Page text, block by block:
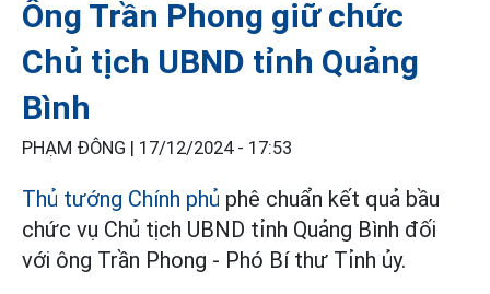
Ông Trần Phong giữ chức
Chủ tịch UBND tỉnh Quảng
Bình
PHẠM ĐÔNG | 17/12/2024 - 17:53
Thủ tướng Chính phủ phê chuẩn kết quả bầu
chức vụ Chủ tịch UBND tỉnh Quảng Bình đối
với ông Trần Phong - Phó Bí thư Tỉnh ủy.